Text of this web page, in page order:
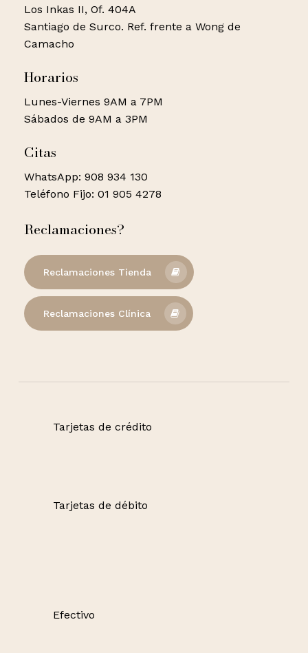
Los Inkas II, Of. 404A
Santiago de Surco. Ref. frente a Wong de
Camacho
Horarios
Lunes-Viernes 9AM a 7PM
Sábados de 9AM a 3PM
Citas
WhatsApp: 908 934 130
Teléfono Fijo: 01 905 4278
Reclamaciones?
Reclamaciones Tienda
Reclamaciones Clínica
Tarjetas de crédito
Tarjetas de débito
Efectivo